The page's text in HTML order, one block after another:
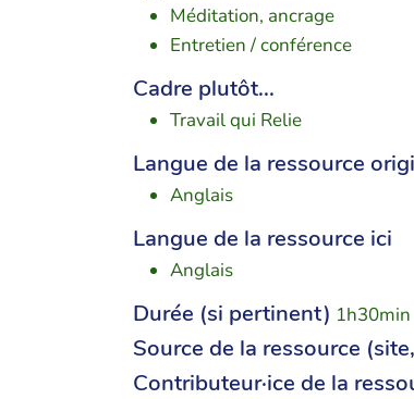
Méditation, ancrage
Entretien / conférence
Cadre plutôt...
Travail qui Relie
Langue de la ressource
Anglais
Langue de la ressource ici
Anglais
Durée (si pertinent) 1h30min
Source de la ressource
Contributeur·ice de la